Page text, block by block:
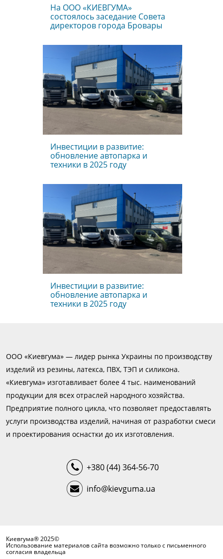
На ООО «КИЕВГУМА»
состоялось заседание Совета
директоров города Бровары
Инвестиции в развитие:
обновление автопарка и
техники в 2025 году
Инвестиции в развитие:
обновление автопарка и
техники в 2025 году
ООО «Киевгума» — лидер рынка Украины по производству
изделий из резины, латекса, ПВХ, ТЭП и силикона.
«Киевгума» изготавливает более 4 тыс. наименований
продукции для всех отраслей народного хозяйства.
Предприятие полного цикла, что позволяет предоставлять
услуги производства изделий, начиная от разработки смеси
и проектирования оснастки до их изготовления.
+380 (44) 364-56-70
info@kievguma.ua
Киевгума® 2025©
Использование материалов сайта возможно только с письменного
согласия владельца